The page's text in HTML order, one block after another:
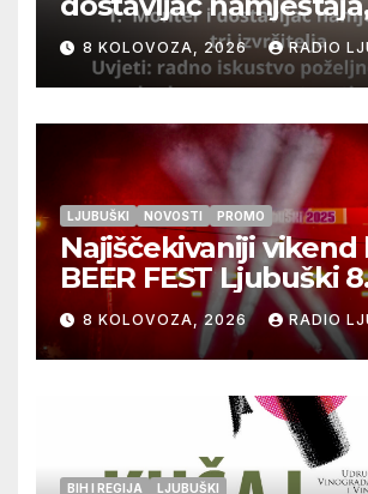
izvršitelja
8 KOLOVOZA, 2026 RADIO
LJUBUŠKI NOVOSTI PROMO
Najiščekivaniji vikend
BEER FEST Ljubuški
9.kolovoza
8 KOLOVOZA, 2026 RADIO
BIH I REGIJA LJUBUŠKI